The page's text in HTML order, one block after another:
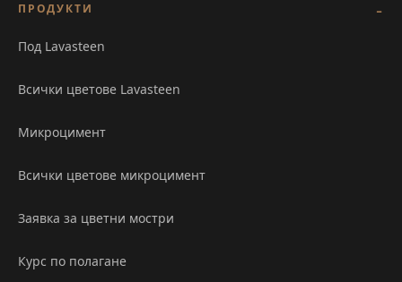
ПРОДУКТИ
Под Lavasteen
Всички цветове Lavasteen
Микроцимент
Всички цветове микроцимент
Заявка за цветни мостри
Курс по полагане